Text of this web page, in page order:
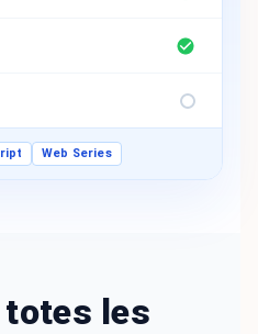
Web Series
totes les